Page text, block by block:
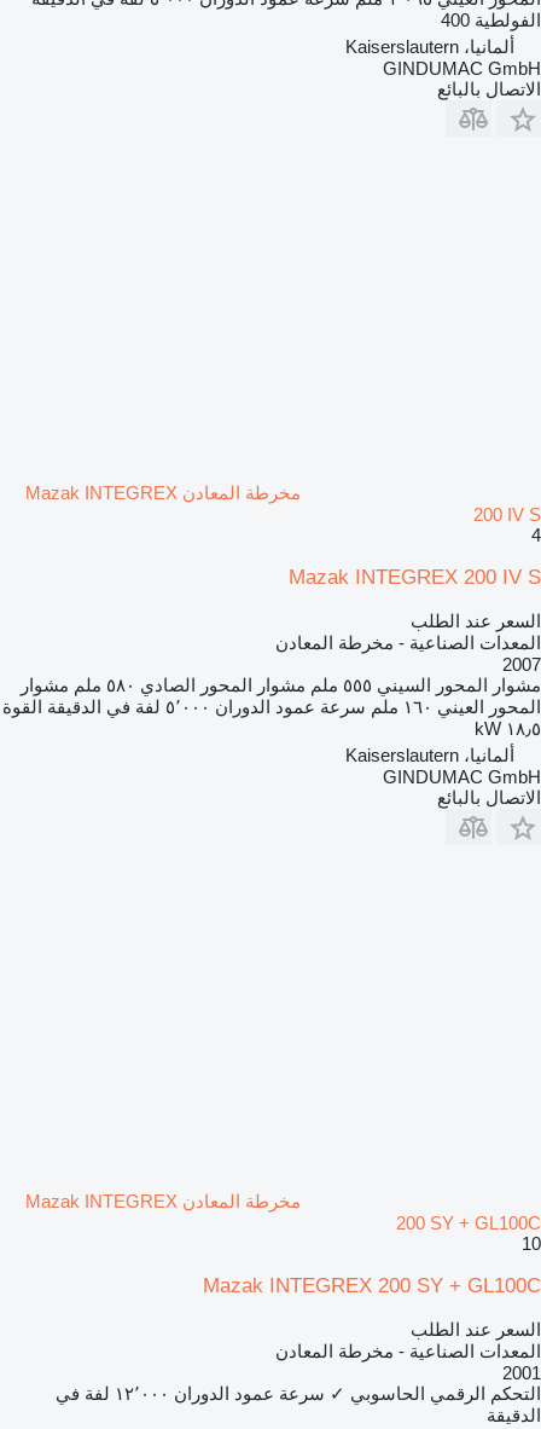
الفولطية 400
ألمانيا، Kaiserslautern
GINDUMAC GmbH
الاتصال بالبائع
مخرطة المعادن Mazak INTEGREX
200 IV S
4
Mazak INTEGREX 200 IV S
السعر عند الطلب
المعدات الصناعية - مخرطة المعادن
2007
مشوار المحور السيني ٥٥٥ ملم مشوار المحور الصادي ٥٨٠ ملم
مشوار
المحور العيني ١٦٠ ملم سرعة عمود الدوران ٥٬٠٠٠ لفة في الدقيقة
القوة
١٨٫٥ kW
ألمانيا، Kaiserslautern
GINDUMAC GmbH
الاتصال بالبائع
مخرطة المعادن Mazak INTEGREX
200 SY + GL100C
10
Mazak INTEGREX 200 SY + GL100C
السعر عند الطلب
المعدات الصناعية - مخرطة المعادن
2001
التحكم الرقمي الحاسوبي ✓ سرعة عمود الدوران
١٢٬٠٠٠ لفة في
الدقيقة